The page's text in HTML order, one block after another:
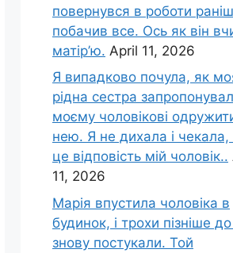
повернувся в роботи
побачив все. Ось як він
матір’ю. April 11, 2026
Я випадково почула, як
рідна сестра
моєму чоловікові
нею. Я не дихала і
це відповість мій чоловік..
11, 2026
Марія впустила чоловіка в
будинок, і трохи пізніше до
знову постукали. Той